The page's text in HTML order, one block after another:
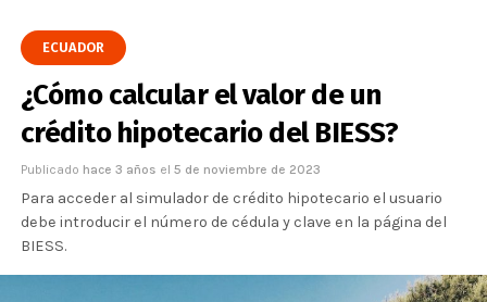
ECUADOR
¿Cómo calcular el valor de un
crédito hipotecario del BIESS?
Publicado hace 3 años el 5 de noviembre de 2023
Para acceder al simulador de crédito hipotecario el usuario
debe introducir el número de cédula y clave en la página del
BIESS.